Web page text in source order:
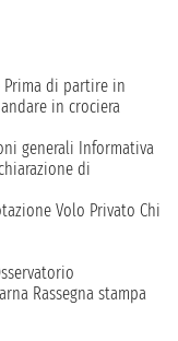
Prima di partire in
in crociera
generali Informativa
di
Volo Privato Chi
Rassegna stampa